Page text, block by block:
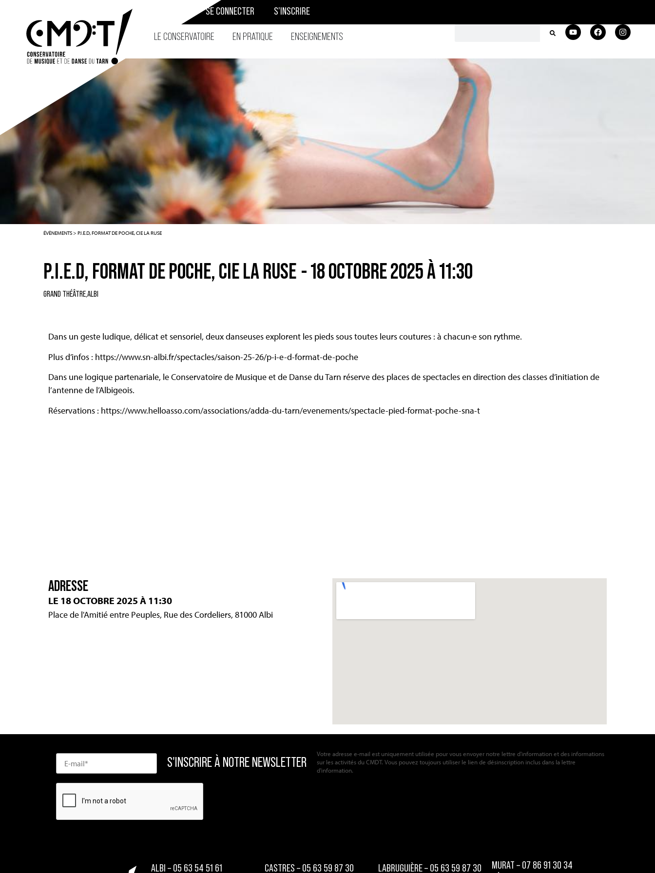
SE CONNECTER S’INSCRIRE
LE CONSERVATOIRE EN PRATIQUE ENSEIGNEMENTS
ÉVÈNEMENTS> P.I.E.D, FORMAT DE POCHE, CIE LA RUSE
P.I.E.D, FORMAT DE POCHE, CIE LA RUSE - 18 OCTOBRE 2025 À 11:30
GRAND THÉÂTRE,ALBI
Dans un geste ludique, délicat et sensoriel, deux danseuses explorent les pieds sous toutes leurs coutures : à chacun·e son rythme.
Plus d’infos : https://www.sn-albi.fr/spectacles/saison-25-26/p-i-e-d-format-de-poche
Dans une logique partenariale, le Conservatoire de Musique et de Danse du Tarn réserve des places de spectacles en direction des classes d’initiation de
l’antenne de l’Albigeois.
Réservations : https://www.helloasso.com/associations/adda-du-tarn/evenements/spectacle-pied-format-poche-sna-t
ADRESSE
LE 18 OCTOBRE 2025 À 11:30
Place de l'Amitié entre Peuples, Rue des Cordeliers, 81000 Albi
Votre adresse e-mail est uniquement utilisée pour vous envoyer notre lettre d'information et des informations
sur les activités du CMDT. Vous pouvez toujours utiliser le lien de désinscription inclus dans la lettre
d'information.
ALBI – 05 63 54 51 61 CASTRES – 05 63 59 87 30 LABRUGUIÈRE – 05 63 59 87 30
MURAT – 07 86 91 30 34